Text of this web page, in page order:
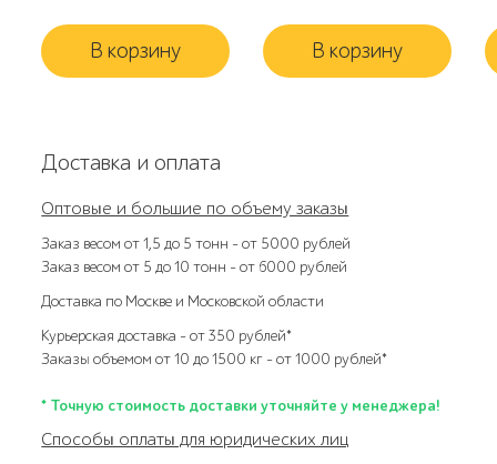
В корзину В корзину
Доставка и оплата
Оптовые и большие по объему заказы
Заказ весом от 1,5 до 5 тонн – от 5000 рублей
Заказ весом от 5 до 10 тонн – от 6000 рублей
Доставка по Москве и Московской области
Курьерская доставка – от 350 рублей*
Заказы объемом от 10 до 1500 кг – от 1000 рублей*
* Точную стоимость доставки уточняйте у менеджера!
Способы оплаты для юридических лиц